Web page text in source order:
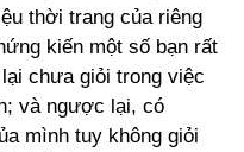
thời trang của riêng
kiến một số bạn rất
chưa giỏi trong việc
và ngược lại, có
mình tuy không giỏi